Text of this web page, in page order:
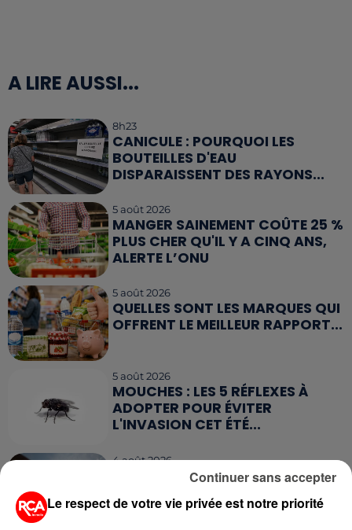
A LIRE AUSSI...
8h23
CANICULE : POURQUOI LES
BOUTEILLES D'EAU
DISPARAISSENT DES RAYONS...
5 août 2026
MANGER SAINEMENT COÛTE 25 %
PLUS CHER QU'IL Y A CINQ ANS,
ALERTE L’ONU
5 août 2026
QUELLES SONT LES MARQUES QUI
OFFRENT LE MEILLEUR RAPPORT...
5 août 2026
MOUCHES : LES 5 RÉFLEXES À
ADOPTER POUR ÉVITER
L'INVASION CET ÉTÉ...
4 août 2026
ÉCLIPSE SOLAIRE DU 12 AOÛT : LA
Le respect de votre vie privée est notre priorité
Continuer sans accepter